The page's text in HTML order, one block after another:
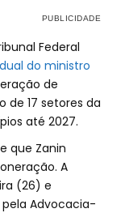
Federal
do ministro
de
de 17 setores da
até 2027.
que Zanin
A
(26) e
Advocacia-